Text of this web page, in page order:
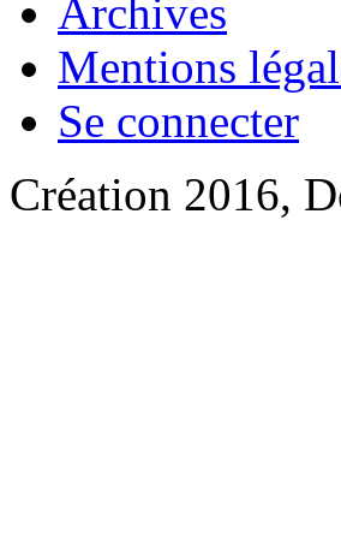
Archives
Mentions
Se connecter
Création 2016,